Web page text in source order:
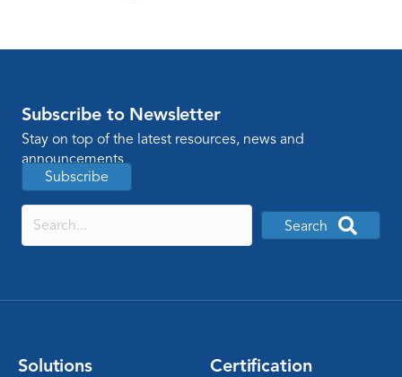
Subscribe to Newsletter
Stay on top of the latest resources, news and
announcements
Subscribe
Search
Solutions Certification